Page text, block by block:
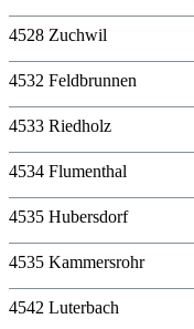
4528 Zuchwil
4532 Feldbrunnen
4533 Riedholz
4534 Flumenthal
4535 Hubersdorf
4535 Kammersrohr
4542 Luterbach